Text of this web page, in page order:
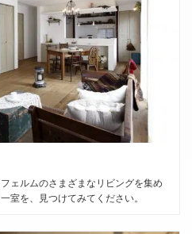
ェルムのさまざまなリビングを集め
室を、見つけてみてください。